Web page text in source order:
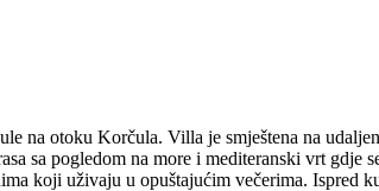
na otoku Korčula. Villa je smještena na
sa pogledom na more i mediteranski vrt gdje
koji uživaju u opuštajućim večerima. Ispred